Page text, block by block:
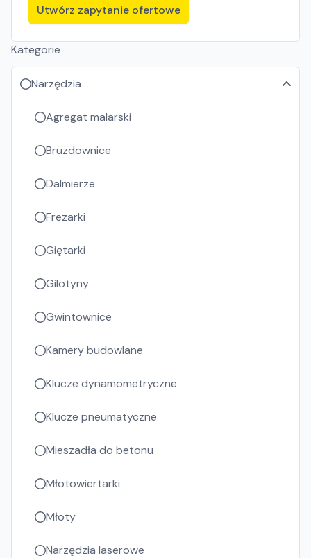
Utwórz zapytanie ofertowe
Kategorie
Narzędzia
Agregat malarski
Bruzdownice
Dalmierze
Frezarki
Giętarki
Gilotyny
Gwintownice
Kamery budowlane
Klucze dynamometryczne
Klucze pneumatyczne
Mieszadła do betonu
Młotowiertarki
Młoty
Narzędzia laserowe